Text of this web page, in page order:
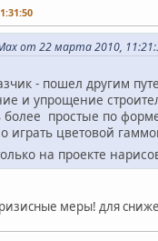
от 22 марта 2010,
- пошел другим
и упрощение
более простые по
играть цветовой
на проекте
меры! для